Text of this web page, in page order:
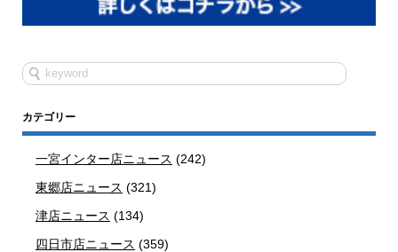
カテゴリー
一宮インター店ニュース (242)
東郷店ニュース (321)
津店ニュース (134)
四日市店ニュース (359)